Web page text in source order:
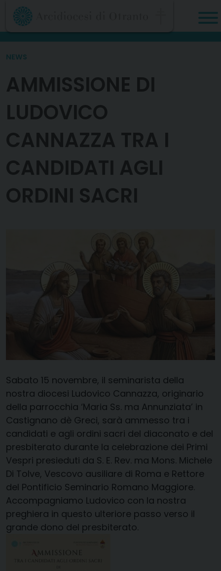
Skip
content
NEWS
AMMISSIONE DI
LUDOVICO
CANNAZZA TRA I
CANDIDATI AGLI
ORDINI SACRI
Sabato 15 novembre, il seminarista della
nostra diocesi Ludovico Cannazza, originario
della parrocchia ‘Maria Ss. ma Annunziata’ in
Castignano dè Greci, sarà ammesso tra i
candidati e agli ordini sacri del diaconato e del
presbiterato durante la celebrazione dei Primi
Vespri presieduti da S. E. Rev. ma Mons. Michele
Di Tolve, Vescovo ausiliare di Roma e Rettore
del Pontificio Seminario Romano Maggiore.
Accompagniamo Ludovico con la nostra
preghiera in questo ulteriore passo verso il
grande dono del presbiterato.